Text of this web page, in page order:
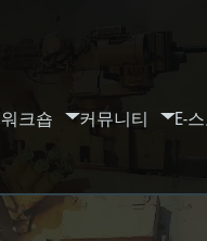
워크숍 커뮤니티 E-